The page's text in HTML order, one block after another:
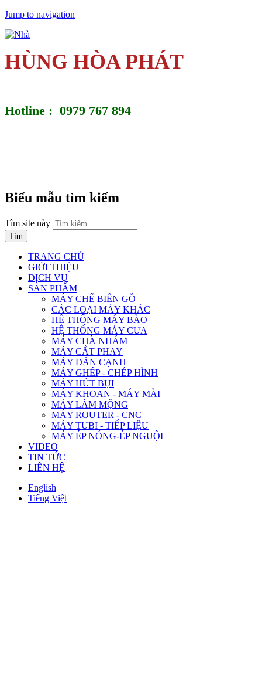
Jump to navigation
HÙNG HÒA PHÁT
Hotline : 0979 767 894
Biểu mẫu tìm kiếm
Tìm site này
TRANG CHỦ
GIỚI THIỆU
DỊCH VỤ
SẢN PHẨM
MÁY CHẾ BIẾN GỖ
CÁC LOẠI MÁY KHÁC
HỆ THỐNG MÁY BÀO
HỆ THỐNG MÁY CƯA
MÁY CHÀ NHÁM
MÁY CẮT PHAY
MÁY DÁN CẠNH
MÁY GHÉP - CHÉP HÌNH
MÁY HÚT BỤI
MÁY KHOAN - MÁY MÀI
MÁY LÀM MỘNG
MÁY ROUTER - CNC
MÁY TUBI - TIẾP LIỆU
MÁY ÉP NÓNG-ÉP NGUỘI
VIDEO
TIN TỨC
LIÊN HỆ
English
Tiếng Việt